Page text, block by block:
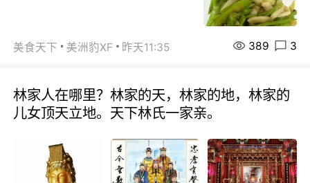
美食天下 美洲豹XF 昨天11:35 389 3
林家人在哪里？林家的天，林家的地，林家的
儿女顶天立地。天下林氏一家亲。